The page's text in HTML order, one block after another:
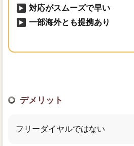
対応がスムーズで早い
一部海外とも提携あり
デメリット
フリーダイヤルではない